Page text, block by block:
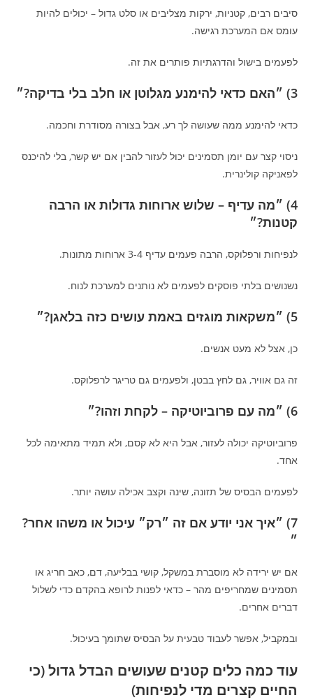
סיבים רבים, קטניות, ירקות מצליבים או סלט גדול – יכולים להיות
עומס אם המערכת רגישה.
לפעמים בישול והדרגתיות פותרים את זה.
3) ״האם כדאי להימנע מגלוטן או חלב בלי בדיקה?״
כדאי להימנע ממה שעושה לך רע, אבל בצורה מסודרת וחכמה.
ניסוי קצר עם יומן תסמינים יכול לעזור להבין אם יש קשר, בלי להיכנס
לפאניקה קולינרית.
4) ״מה עדיף – שלוש ארוחות גדולות או הרבה
קטנות?״
לנפיחות ורפלוקס, הרבה פעמים עדיף 3-4 ארוחות מתונות.
נשנושים בלתי פוסקים לפעמים לא נותנים למערכת לנוח.
5) ״משקאות מוגזים באמת עושים כזה בלאגן?״
כן, אצל לא מעט אנשים.
זה גם אוויר, גם לחץ בבטן, ולפעמים גם טריגר לרפלוקס.
6) ״מה עם פרוביוטיקה – לקחת וזהו?״
פרוביוטיקה יכולה לעזור, אבל היא לא קסם, ולא תמיד מתאימה לכל
אחד.
לפעמים הבסיס של תזונה, שינה וקצב אכילה עושה יותר.
7) ״איך אני יודע אם זה ״רק״ עיכול או משהו אחר?
״
אם יש ירידה לא מוסברת במשקל, קושי בבליעה, דם, כאב חריג או
תסמינים שמחריפים מהר – כדאי לפנות לרופא בהקדם כדי לשלול
דברים אחרים.
ובמקביל, אפשר לעבוד טבעית על הבסיס שתומך בעיכול.
עוד כמה כלים קטנים שעושים הבדל גדול (כי
החיים קצרים מדי לנפיחות)